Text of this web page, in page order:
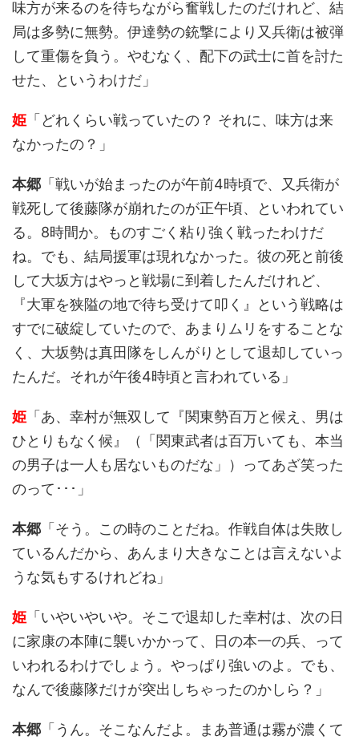
味方が来るのを待ちながら奮戦したのだけれど、結
局は多勢に無勢。伊達勢の銃撃により又兵衛は被弾
して重傷を負う。やむなく、配下の武士に首を討た
せた、というわけだ」
姫 「どれくらい戦っていたの？ それに、味方は来
なかったの？」
本郷 「戦いが始まったのが午前4時頃で、又兵衛が
戦死して後藤隊が崩れたのが正午頃、といわれてい
る。8時間か。ものすごく粘り強く戦ったわけだ
ね。でも、結局援軍は現れなかった。彼の死と前後
して大坂方はやっと戦場に到着したんだけれど、
『大軍を狭隘の地で待ち受けて叩く』という戦略は
すでに破綻していたので、あまりムリをすることな
く、大坂勢は真田隊をしんがりとして退却していっ
たんだ。それが午後4時頃と言われている」
姫 「あ、幸村が無双して『関東勢百万と候え、男は
ひとりもなく候』（「関東武者は百万いても、本当
の男子は一人も居ないものだな」）ってあざ笑った
のって･･･」
本郷 「そう。この時のことだね。作戦自体は失敗し
ているんだから、あんまり大きなことは言えないよ
うな気もするけれどね」
姫 「いやいやいや。そこで退却した幸村は、次の日
に家康の本陣に襲いかかって、日の本一の兵、って
いわれるわけでしょう。やっぱり強いのよ。でも、
なんで後藤隊だけが突出しちゃったのかしら？」
本郷 「うん。そこなんだよ。まあ普通は霧が濃くて